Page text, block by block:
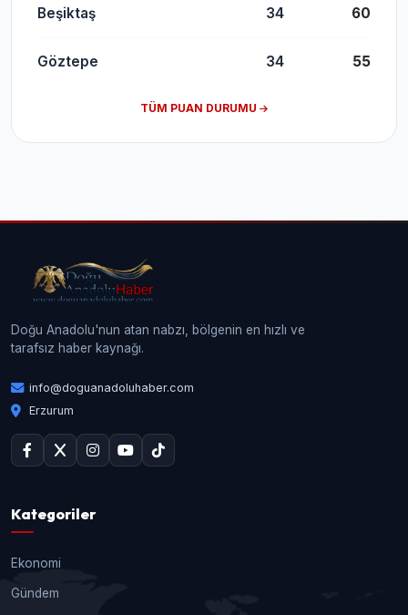
Beşiktaş 34 60
Göztepe 34 55
TÜM PUAN DURUMU
Doğu Anadolu'nun atan nabzı, bölgenin en hızlı ve
tarafsız haber kaynağı.
info@doguanadoluhaber.com
Erzurum
Kategoriler
Ekonomi
Gündem